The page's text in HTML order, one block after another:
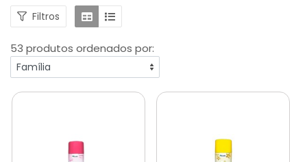
Filtros
53 produtos ordenados por: